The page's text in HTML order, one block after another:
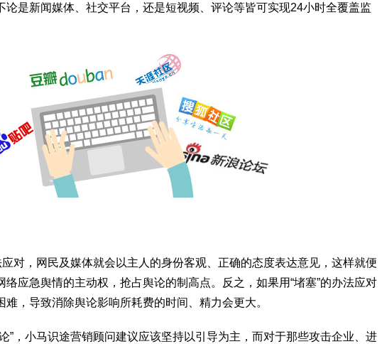
论是新闻媒体、社交平台，还是短视频、评论等皆可实现24小时全覆盖监
对，网民及媒体就会以主人的身份客观、正确的态度表达意见，这样就便
应急舆情的主动权，抢占舆论的制高点。反之，如果用“堵塞”的办法应对
，导致消除舆论影响所耗费的时间、精力会更大。
”，小马识途营销顾问建议应该坚持以引导为主，而对于那些攻击企业、进